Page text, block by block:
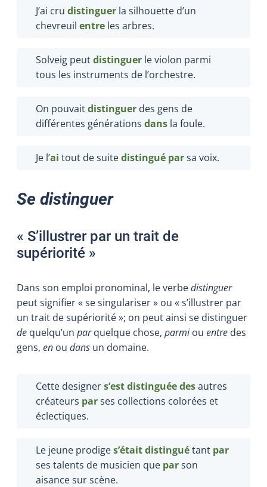
J’ai cru distinguer la silhouette d’un
chevreuil entre les arbres.
Solveig peutdistinguer le violon parmi
tous les instruments de l’orchestre.
On pouvaitdistinguer des gens de
différentes générations dans la foule.
Je l’ai tout de suitedistingué parsa voix.
Se distinguer
« S’illustrer par un trait de
supériorité »
Dans son emploi pronominal, le verbedistinguer
peut signifier « se singulariser » ou « s’illustrer par
un trait de supériorité »; on peut ainsi se distinguer
de quelqu’un parquelque chose, parmi ou entre des
gens, en ou dans un domaine.
Cette designers’est distinguée desautres
créateurs parses collections colorées et
éclectiques.
Le jeune prodiges’était distinguétant par
ses talents de musicien que parson
aisance sur scène.